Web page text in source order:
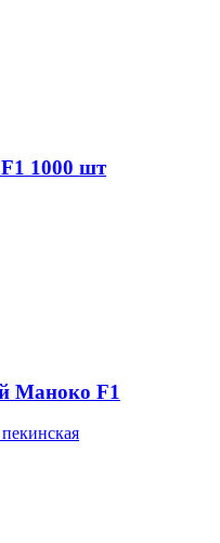
1000 шт
Маноко F1